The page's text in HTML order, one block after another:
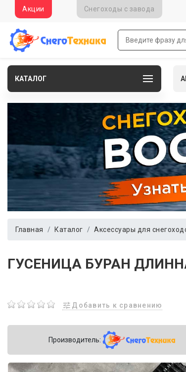
Акции Снегоходы c завода
КАТАЛОГ
Главная Каталог Аксессуары для
ГУСЕНИЦА БУРАН
Добавить к сравнению
Производитель: